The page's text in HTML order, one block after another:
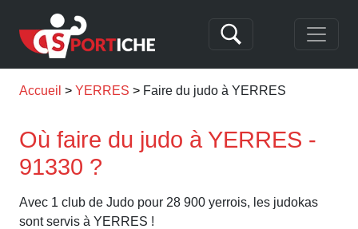
Accueil YERRES Faire du judo à YERRES
Où faire du judo à YERRES -
91330 ?
Avec 1 club de Judo pour 28 900 yerrois, les judokas
sont servis à YERRES !